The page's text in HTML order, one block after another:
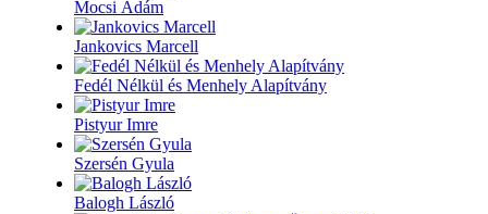
Mocsi Ádám
Jankovics Marcell
Fedél Nélkül és Menhely Alapítvány
Pistyur Imre
Szersén Gyula
Balogh László